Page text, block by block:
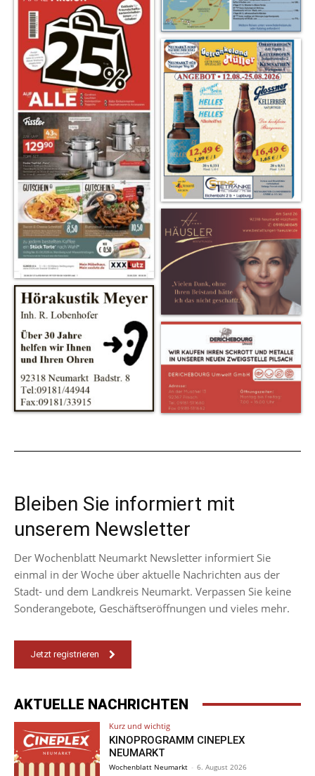
Bleiben Sie informiert mit
unserem Newsletter
Der Wochenblatt Neumarkt Newsletter informiert Sie
einmal in der Woche über aktuelle Nachrichten aus der
Stadt- und dem Landkreis Neumarkt. Verpassen Sie keine
Sonderangebote, Geschäftseröffnungen und vieles mehr.
Jetzt registrieren
AKTUELLE NACHRICHTEN
Kurz und wichtig
KINOPROGRAMM CINEPLEX
NEUMARKT
Wochenblatt Neumarkt - 6. August 2026